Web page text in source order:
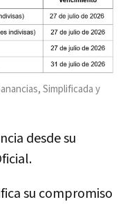
Simplificada y
desde su
su compromiso